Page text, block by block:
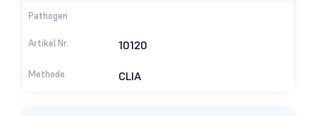
CLIA
10120